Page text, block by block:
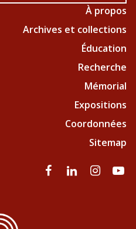
À propos
Archives et collections
Éducation
Recherche
Mémorial
Expositions
Coordonnées
Sitemap